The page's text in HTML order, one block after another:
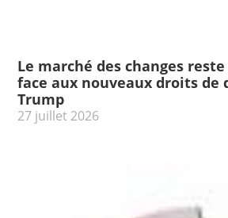
Le marché des changes
face aux nouveaux droits de
Trump
27 juillet 2026